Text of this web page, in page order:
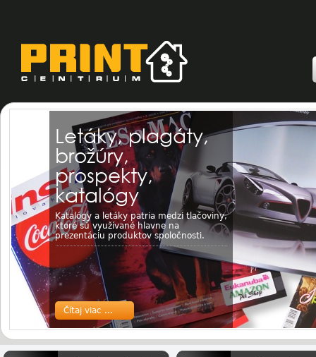
Letáky, plagáty,
brožúry,
prospekty,
katalógy
Katalógy a letáky patria medzi tlačoviny,
ktoré sú využívané hlavne na
prezentáciu produktov spoločnosti.
Čítaj viac ...